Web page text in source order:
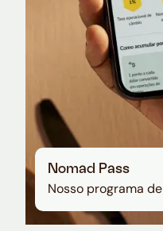
Nomad Pass
Nosso programa